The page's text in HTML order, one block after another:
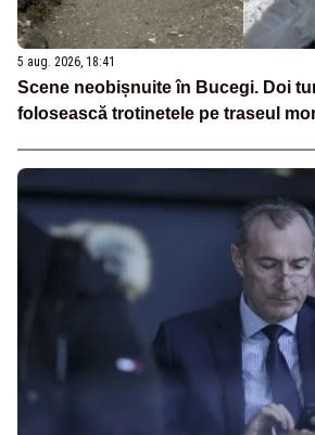
5 aug. 2026, 18:41
Scene neobișnuite în Bucegi. Doi
folosească trotinetele pe traseul